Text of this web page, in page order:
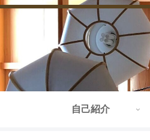
自己紹介